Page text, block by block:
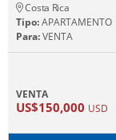
Costa Rica
Tipo:APARTAMENTO
Para:VENTA
VENTA
US$150,000 USD